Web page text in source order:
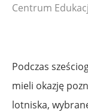
Centrum
Podczas
mieli okazję
lotniska,